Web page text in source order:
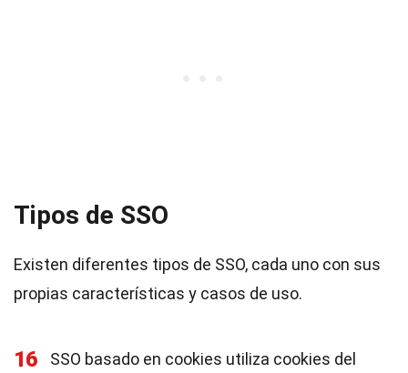
Tipos de SSO
Existen diferentes tipos de SSO, cada uno con sus
propias características y casos de uso.
16
SSO basado en cookies utiliza cookies del